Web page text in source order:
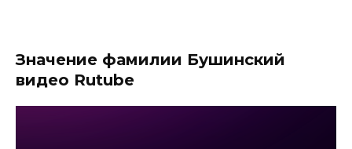
Значение фамилии Бушинский
видео Rutube